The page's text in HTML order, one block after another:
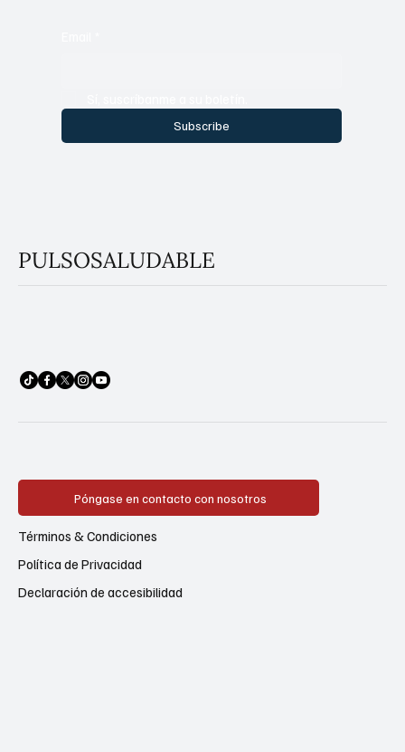
Subscribe
PULSOSALUDABLE
Póngase en contacto con nosotros
Política de Privacidad
Términos & Condiciones
Declaración de accesibilidad